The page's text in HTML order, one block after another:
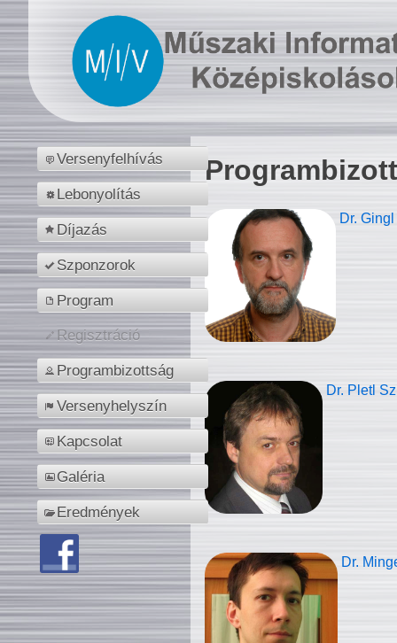
Versenyfelhívás
Lebonyolítás
Díjazás
Szponzorok
Program
Regisztráció
Programbizottság
Versenyhelyszín
Kapcsolat
Galéria
Eredmények
Dr.
Dr. Pletl
Dr.